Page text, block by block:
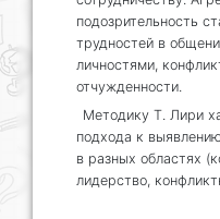
подозрительность
трудностей в
личностями,
отчужденности.
Методику Т. Лири
подхода к
в разных областях
лидерство,